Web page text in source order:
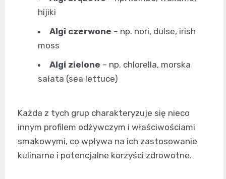
hijiki
Algi czerwone – np. nori, dulse, irish
moss
Algi zielone – np. chlorella, morska
sałata (sea lettuce)
Każda z tych grup charakteryzuje się nieco
innym profilem odżywczym i właściwościami
smakowymi, co wpływa na ich zastosowanie
kulinarne i potencjalne korzyści zdrowotne.